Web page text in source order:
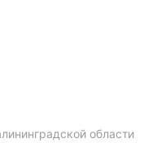
области